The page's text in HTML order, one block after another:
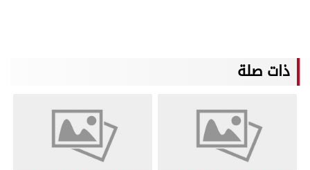
ذات صلة